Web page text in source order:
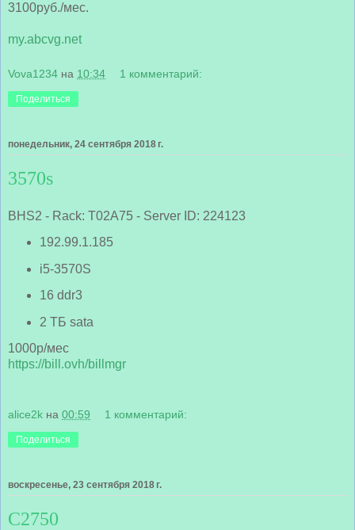
3100руб./мес.
my.abcvg.net
Vova1234 на 10:34 1 комментарий:
Поделиться
понедельник, 24 сентября 2018 г.
3570s
BHS2 - Rack: T02A75 - Server ID: 224123
192.99.1.185
i5-3570S
16 ddr3
2 ТБ sata
1000р/мес
https://bill.ovh/billmgr
alice2k на 00:59 1 комментарий:
Поделиться
воскресенье, 23 сентября 2018 г.
C2750